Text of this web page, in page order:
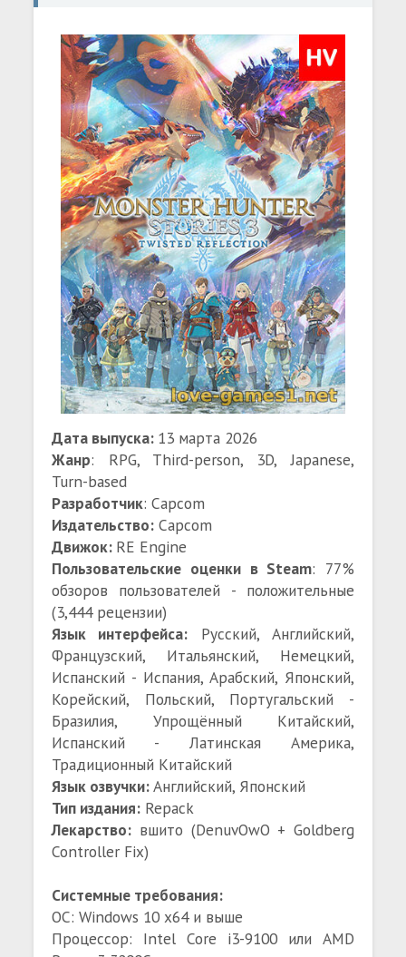
Дата выпуска: 13 марта 2026
Жанр: RPG, Third-person, 3D, Japanese,
Turn-based
Разработчик: Capcom
Издательство: Capcom
Движок: RE Engine
Пользовательские оценки в Steam: 77%
обзоров пользователей - положительные
(3,444 рецензии)
Язык интерфейса: Русский, Английский,
Французский, Итальянский, Немецкий,
Испанский - Испания, Арабский, Японский,
Корейский, Польский, Португальский -
Бразилия, Упрощённый Китайский,
Испанский - Латинская Америка,
Традиционный Китайский
Язык озвучки:Английский, Японский
Тип издания: Repack
Лекарство: вшито (DenuvOwO + Goldberg
Controller Fix)
Системные требования:
ОС: Windows 10 x64 и выше
Процессор: Intel Core i3-9100 или AMD